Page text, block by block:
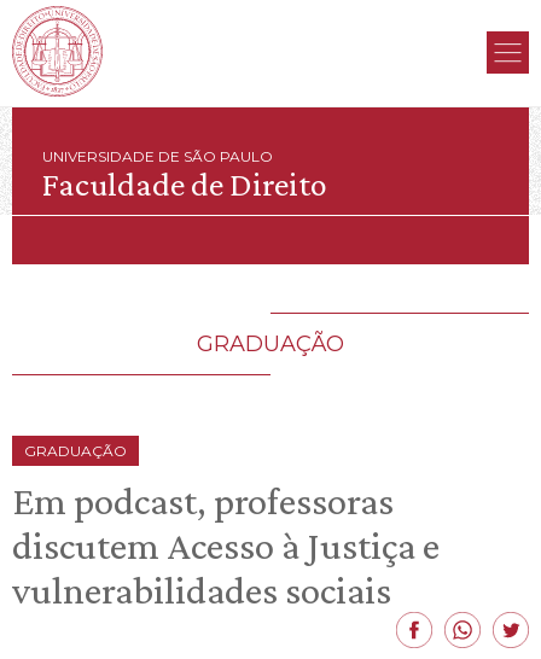
UNIVERSIDADE DE SÃO PAULO
Faculdade de Direito
GRADUAÇÃO
GRADUAÇÃO
Em podcast, professoras
discutem Acesso à Justiça e
vulnerabilidades sociais